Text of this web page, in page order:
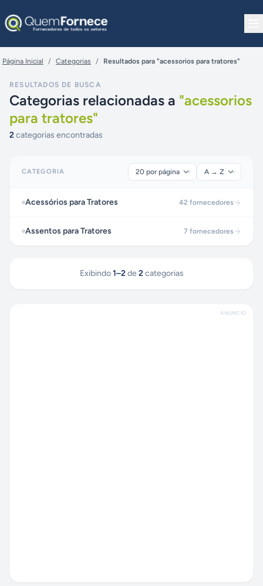
Página Inicial / Categorias / Resultados para "acessorios para tratores"
RESULTADOS DE BUSCA
Categorias relacionadas a "acessorios
para tratores"
2categorias encontradas
CATEGORIA
Acessórios para Tratores 42 fornecedores
Assentos para Tratores 7 fornecedores
Exibindo 1–2 de 2 categorias
ANÚNCIO